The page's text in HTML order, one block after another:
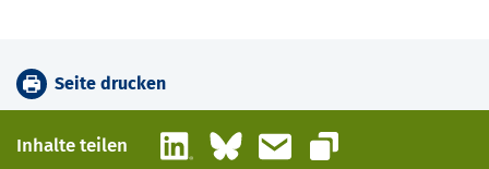
Seite drucken
Inhalte teilen LinkedInBlueskyE-Mail
Link kopieren